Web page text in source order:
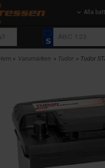
Alla
» Varumärken » Tudor » Tudor